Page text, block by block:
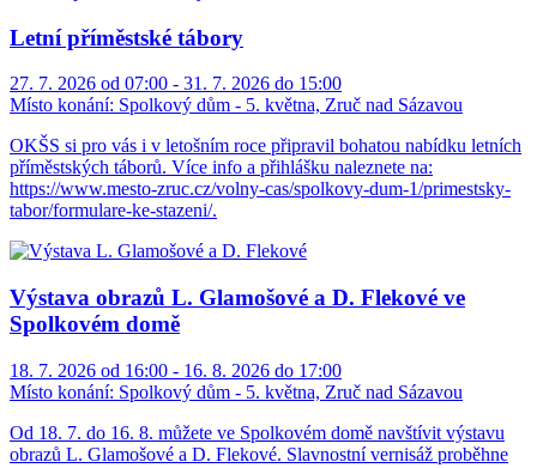
Letní příměstské tábory
27. 7. 2026 od 07:00 - 31. 7. 2026 do 15:00
Místo konání: Spolkový dům - 5. května, Zruč nad Sázavou
OKŠS si pro vás i v letošním roce připravil bohatou nabídku letních
příměstských táborů. Více info a přihlášku naleznete na:
https://www.mesto-zruc.cz/volny-cas/spolkovy-dum-1/primestsky-
tabor/formulare-ke-stazeni/.
Výstava obrazů L. Glamošové a D. Flekové ve
Spolkovém domě
18. 7. 2026 od 16:00 - 16. 8. 2026 do 17:00
Místo konání: Spolkový dům - 5. května, Zruč nad Sázavou
Od 18. 7. do 16. 8. můžete ve Spolkovém domě navštívit výstavu
obrazů L. Glamošové a D. Flekové. Slavnostní vernisáž proběhne